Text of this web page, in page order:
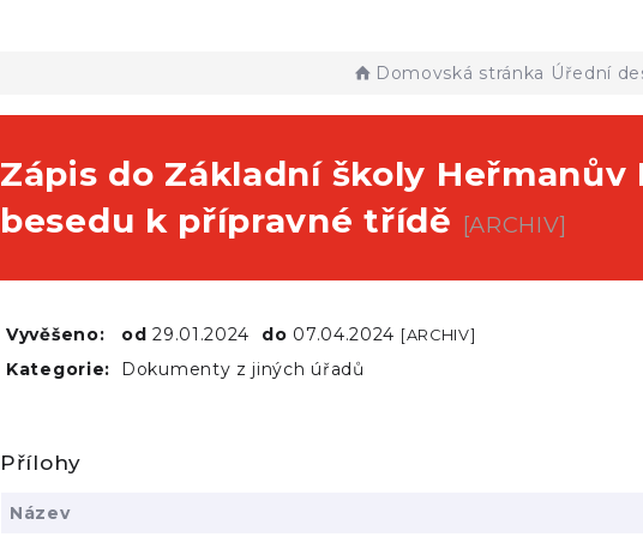
Domovská stránka Úřední
Zápis do Základní školy Heřmanův
besedu k přípravné třídě [ARCHIV]
Vyvěšeno: od29.01.2024 do 07.04.2024 [ARCHIV]
Kategorie: Dokumenty z jiných úřadů
Přílohy
Název